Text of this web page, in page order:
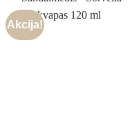
Akcija!